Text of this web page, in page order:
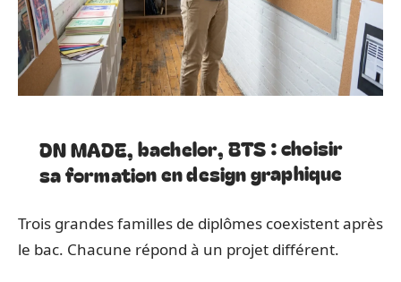
DN MADE, bachelor, BTS : choisir
sa formation en design graphique
Trois grandes familles de diplômes coexistent après
le bac. Chacune répond à un projet différent.